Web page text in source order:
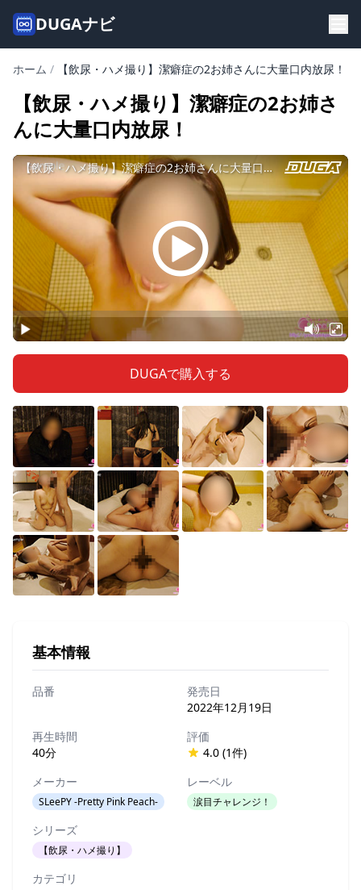
DUGAナビ
ホーム / 【飲尿・ハメ撮り】潔癖症の2お姉さんに大量口内放尿！
【飲尿・ハメ撮り】潔癖症の2お姉さ
んに大量口内放尿！
DUGAで購入する
基本情報
品番
発売日
2022年12月19日
再生時間
40分
評価
4.0 (1件)
メーカー
SLeePY -Pretty Pink Peach-
レーベル
涙目チャレンジ！
シリーズ
【飲尿・ハメ撮り】
カテゴリ